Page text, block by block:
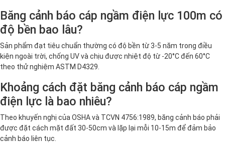
Băng cảnh báo cáp ngầm điện lực 100m có
độ bền bao lâu?
Sản phẩm đạt tiêu chuẩn thường có độ bền từ 3-5 năm trong điều
kiện ngoài trời, chống UV và chịu được nhiệt độ từ -20°C đến 60°C
theo thử nghiệm ASTM D4329.
Khoảng cách đặt băng cảnh báo cáp ngầm
điện lực là bao nhiêu?
Theo khuyến nghị của OSHA và TCVN 4756:1989, băng cảnh báo phải
được đặt cách mặt đất 30-50cm và lặp lại mỗi 10-15m để đảm bảo
cảnh báo liên tục.